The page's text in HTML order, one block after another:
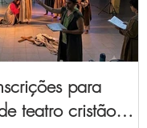
para
teatro cristão